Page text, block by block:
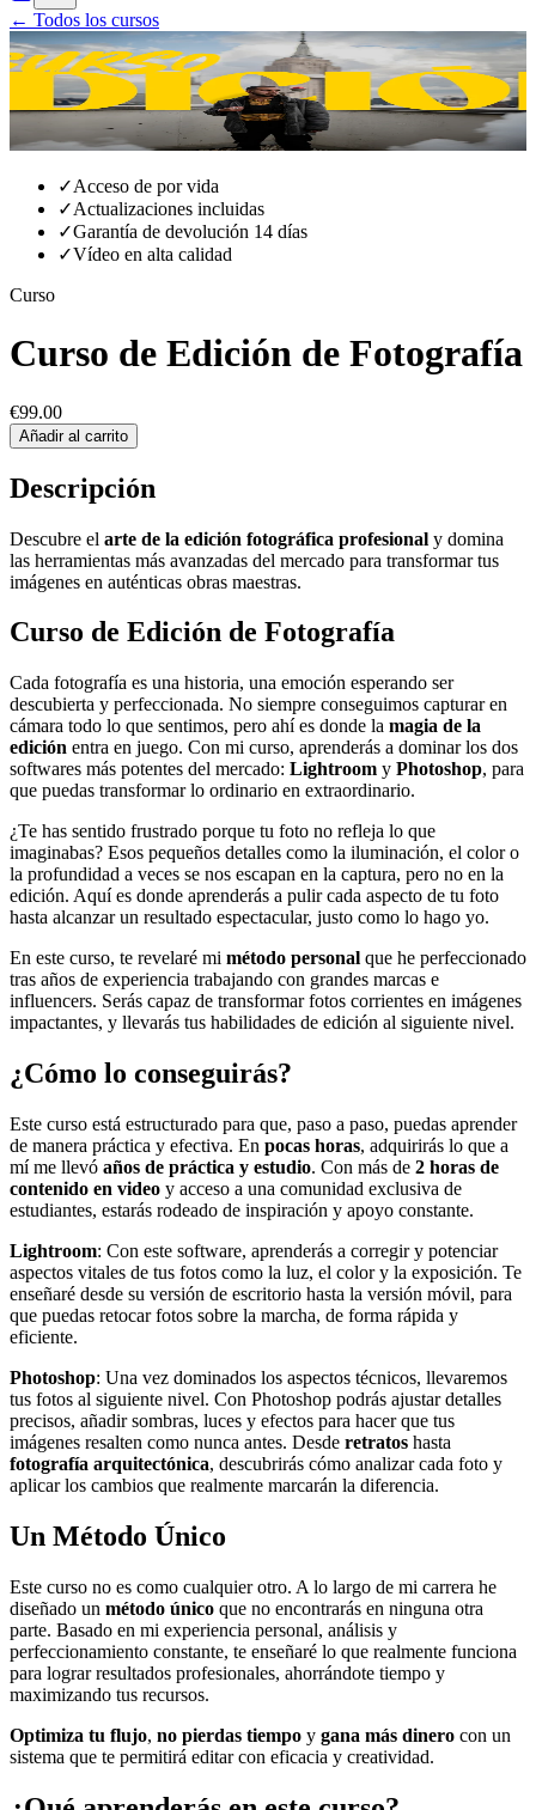
← Todos los cursos
✓Acceso de por vida
✓Actualizaciones incluidas
✓Garantía de devolución 14 días
✓Vídeo en alta calidad
Curso
Curso de Edición de Fotografía
€99.00
Añadir al carrito
Descripción
Descubre el arte de la edición fotográfica profesional y domina
las herramientas más avanzadas del mercado para transformar tus
imágenes en auténticas obras maestras.
Curso de Edición de Fotografía
Cada fotografía es una historia, una emoción esperando ser
descubierta y perfeccionada. No siempre conseguimos capturar en
cámara todo lo que sentimos, pero ahí es donde la magia de la
edición entra en juego. Con mi curso, aprenderás a dominar los dos
softwares más potentes del mercado: Lightroom y Photoshop, para
que puedas transformar lo ordinario en extraordinario.
¿Te has sentido frustrado porque tu foto no refleja lo que
imaginabas? Esos pequeños detalles como la iluminación, el color o
la profundidad a veces se nos escapan en la captura, pero no en la
edición. Aquí es donde aprenderás a pulir cada aspecto de tu foto
hasta alcanzar un resultado espectacular, justo como lo hago yo.
En este curso, te revelaré mi método personal que he perfeccionado
tras años de experiencia trabajando con grandes marcas e
influencers. Serás capaz de transformar fotos corrientes en imágenes
impactantes, y llevarás tus habilidades de edición al siguiente nivel.
¿Cómo lo conseguirás?
Este curso está estructurado para que, paso a paso, puedas aprender
de manera práctica y efectiva. En pocas horas, adquirirás lo que a
mí me llevó años de práctica y estudio. Con más de 2 horas de
contenido en video y acceso a una comunidad exclusiva de
estudiantes, estarás rodeado de inspiración y apoyo constante.
Lightroom: Con este software, aprenderás a corregir y potenciar
aspectos vitales de tus fotos como la luz, el color y la exposición. Te
enseñaré desde su versión de escritorio hasta la versión móvil, para
que puedas retocar fotos sobre la marcha, de forma rápida y
eficiente.
Photoshop: Una vez dominados los aspectos técnicos, llevaremos
tus fotos al siguiente nivel. Con Photoshop podrás ajustar detalles
precisos, añadir sombras, luces y efectos para hacer que tus
imágenes resalten como nunca antes. Desde retratos hasta
fotografía arquitectónica, descubrirás cómo analizar cada foto y
aplicar los cambios que realmente marcarán la diferencia.
Un Método Único
Este curso no es como cualquier otro. A lo largo de mi carrera he
diseñado un método único que no encontrarás en ninguna otra
parte. Basado en mi experiencia personal, análisis y
perfeccionamiento constante, te enseñaré lo que realmente funciona
para lograr resultados profesionales, ahorrándote tiempo y
maximizando tus recursos.
Optimiza tu flujo, no pierdas tiempo y gana más dinero con un
sistema que te permitirá editar con eficacia y creatividad.